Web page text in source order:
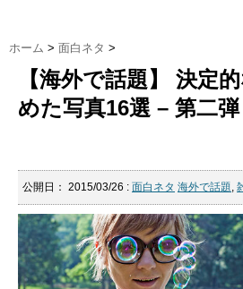
ホーム > 面白ネタ >
【海外で話題】 決定
めた写真16選 – 第二弾
公開日： 2015/03/26 : 面白ネタ 海外で話題,